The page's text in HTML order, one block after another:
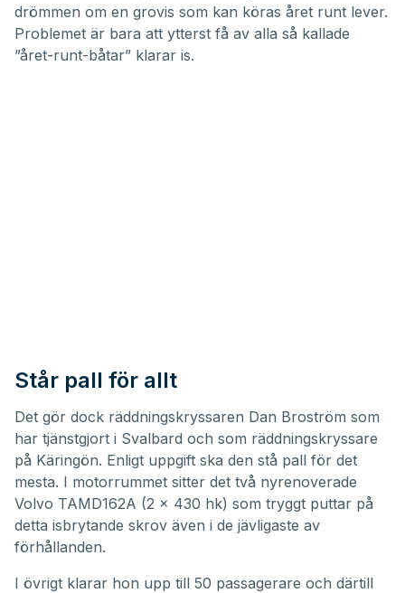
drömmen om en grovis som kan köras året runt lever.
Problemet är bara att ytterst få av alla så kallade
”året-runt-båtar” klarar is.
Står pall för allt
Det gör dock räddningskryssaren Dan Broström som
har tjänstgjort i Svalbard och som räddningskryssare
på Käringön. Enligt uppgift ska den stå pall för det
mesta. I motorrummet sitter det två nyrenoverade
Volvo TAMD162A (2 x 430 hk) som tryggt puttar på
detta isbrytande skrov även i de jävligaste av
förhållanden.
I övrigt klarar hon upp till 50 passagerare och därtill